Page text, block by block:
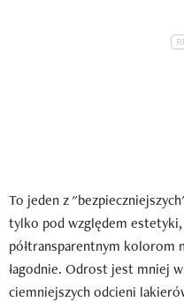
To jeden z
tylko pod względem
półtransparentnym kolorom
łagodnie. Odrost jest mniej
ciemniejszych odcieni